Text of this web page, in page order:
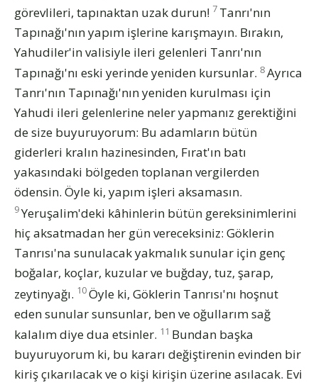
görevlileri, tapınaktan uzak durun! 7 Tanrı'nın
Tapınağı'nın yapım işlerine karışmayın. Bırakın,
Yahudiler'in valisiyle ileri gelenleri Tanrı'nın
Tapınağı'nı eski yerinde yeniden kursunlar. 8Ayrıca
Tanrı'nın Tapınağı'nın yeniden kurulması için
Yahudi ileri gelenlerine neler yapmanız gerektiğini
de size buyuruyorum: Bu adamların bütün
giderleri kralın hazinesinden, Fırat'ın batı
yakasındaki bölgeden toplanan vergilerden
ödensin. Öyle ki, yapım işleri aksamasın.
9Yeruşalim'deki kâhinlerin bütün gereksinimlerini
hiç aksatmadan her gün vereceksiniz: Göklerin
Tanrısı'na sunulacak yakmalık sunular için genç
boğalar, koçlar, kuzular ve buğday, tuz, şarap,
zeytinyağı. 10Öyle ki, Göklerin Tanrısı'nı hoşnut
eden sunular sunsunlar, ben ve oğullarım sağ
kalalım diye dua etsinler. 11 Bundan başka
buyuruyorum ki, bu kararı değiştirenin evinden bir
kiriş çıkarılacak ve o kişi kirişin üzerine asılacak. Evi